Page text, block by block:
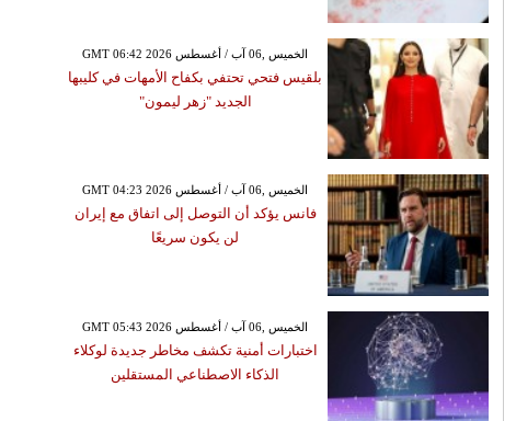
GMT 06:42 2026 الخميس ,06 آب / أغسطس
بلقيس فتحي تحتفي بكفاح الأمهات في كليبها
الجديد "زهر ليمون"
GMT 04:23 2026 الخميس ,06 آب / أغسطس
فانس يؤكد أن التوصل إلى اتفاق مع إيران
لن يكون سريعًا
GMT 05:43 2026 الخميس ,06 آب / أغسطس
اختبارات أمنية تكشف مخاطر جديدة لوكلاء
الذكاء الاصطناعي المستقلين